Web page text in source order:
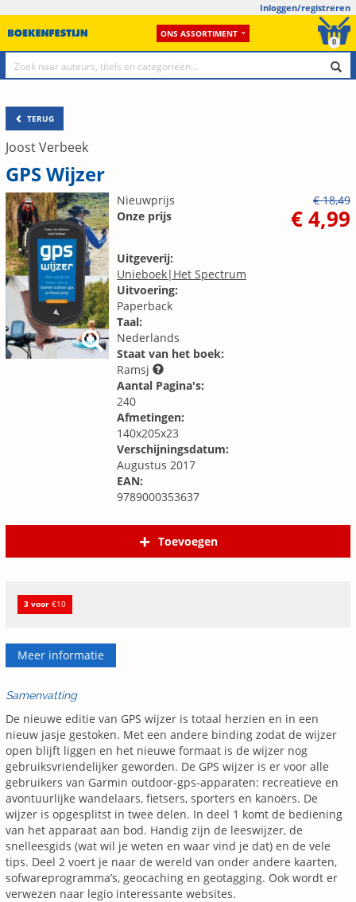
Inloggen/registreren
ONS ASSORTIMENT
0
TERUG
Joost Verbeek
GPS Wijzer
Nieuwprijs
€ 18,49
Onze prijs
€ 4,99
Uitgeverij:
Unieboek|Het Spectrum
Uitvoering:
Paperback
Taal:
Nederlands
Staat van het boek:
Ramsj
Aantal Pagina's:
240
Afmetingen:
140x205x23
Verschijningsdatum:
Augustus 2017
EAN:
9789000353637
Toevoegen
3 voor €10
Meer informatie
Samenvatting
De nieuwe editie van GPS wijzer is totaal herzien en in een
nieuw jasje gestoken. Met een andere binding zodat de wijzer
open blijft liggen en het nieuwe formaat is de wijzer nog
gebruiksvriendelijker geworden. De GPS wijzer is er voor alle
gebruikers van Garmin outdoor-gps-apparaten: recreatieve en
avontuurlijke wandelaars, fietsers, sporters en kanoërs. De
wijzer is opgesplitst in twee delen. In deel 1 komt de bediening
van het apparaat aan bod. Handig zijn de leeswijzer, de
snelleesgids (wat wil je weten en waar vind je dat) en de vele
tips. Deel 2 voert je naar de wereld van onder andere kaarten,
sofwareprogramma’s, geocaching en geotagging. Ook wordt er
verwezen naar legio interessante websites.